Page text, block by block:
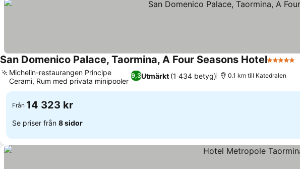
San Domenico Palace, Taormina, A Four Seasons Hotel5 Stjärnor
9,3Utmärkt (1 434 betyg)
Michelin-restaurangen Principe
Cerami, Rum med privata minipooler
0.1 km till Katedralen
Från 14 323 kr
Se priser från 8 sidor